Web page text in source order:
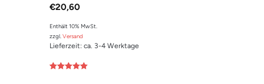
€20,60
Enthält 10% MwSt.
zzgl. Versand
Lieferzeit: ca. 3-4 Werktage